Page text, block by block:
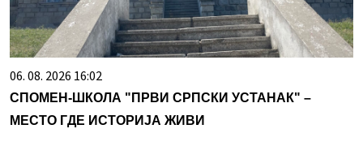
06. 08. 2026 16:02
СПОМЕН-ШКОЛА "ПРВИ СРПСКИ УСТАНАК" –
МЕСТО ГДЕ ИСТОРИЈА ЖИВИ